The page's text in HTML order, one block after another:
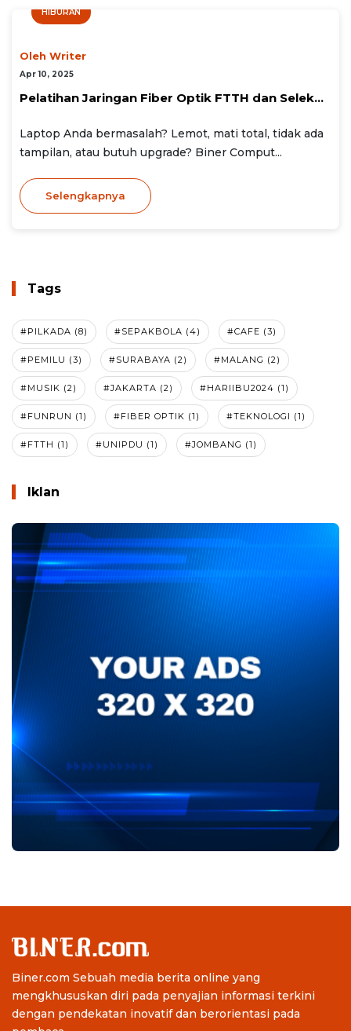
HIBURAN
Oleh Writer
Apr 10, 2025
Pelatihan Jaringan Fiber Optik FTTH dan Selek...
Laptop Anda bermasalah? Lemot, mati total, tidak ada
tampilan, atau butuh upgrade? Biner Comput...
Selengkapnya
Tags
#PILKADA (8) #SEPAKBOLA (4) #CAFE (3)
#PEMILU (3) #SURABAYA (2) #MALANG (2)
#MUSIK (2) #JAKARTA (2) #HARIIBU2024 (1)
#FUNRUN (1) #FIBER OPTIK (1) #TEKNOLOGI (1)
#FTTH (1) #UNIPDU (1) #JOMBANG (1)
Iklan
Biner.com Sebuah media berita online yang
mengkhususkan diri pada penyajian informasi terkini
dengan pendekatan inovatif dan berorientasi pada